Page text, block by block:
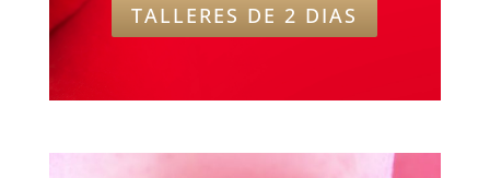
TALLERES DE 2 DIAS